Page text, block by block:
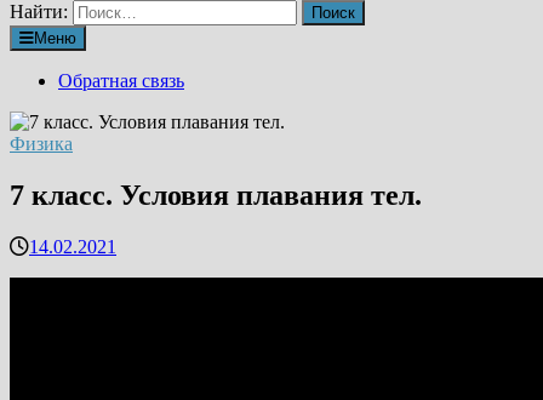
Найти:
Меню
Обратная связь
Физика
7 класс. Условия плавания тел.
14.02.2021